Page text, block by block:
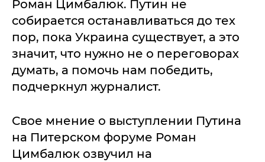
Роман Цимбалюк. Путин не
собирается останавливаться до тех
пор, пока Украина существует, а это
значит, что нужно не о переговорах
думать, а помочь нам победить,
подчеркнул журналист.
Свое мнение о выступлении Путина
на Питерском форуме Роман
Цимбалюк озвучил на